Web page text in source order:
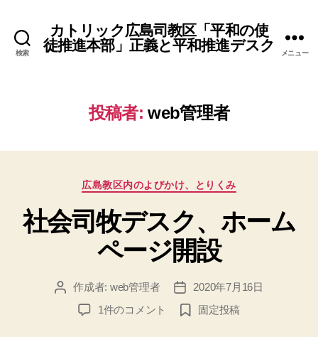
検索
カトリック広島司教区「平和の使
徒推進本部」正義と平和推進デスク
メニュー
投稿者: web管理者
カ
ゴ
リ
ー
広島教区内のよびかけ、とりくみ
社会司牧デスク、ホーム
ページ開設
投 作成者: web管理者
投
稿
日
2020年7月16日
社
1件のコメント 固定投稿